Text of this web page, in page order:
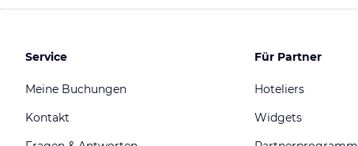
Service
Meine Buchungen
Kontakt
Für Partner
Hoteliers
Widgets